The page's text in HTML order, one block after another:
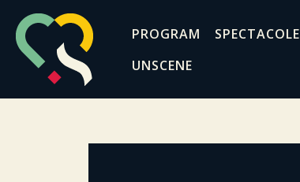
PROGRAM SPECTACOLE
UNSCENE